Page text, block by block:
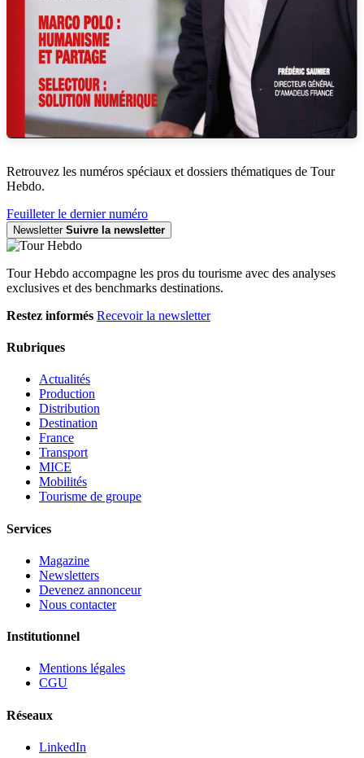
Retrouvez les numéros spéciaux et dossiers thématiques de Tour
Hebdo.
Feuilleter le dernier numéro
Newsletter Suivre la newsletter
Tour Hebdo accompagne les pros du tourisme avec des analyses
exclusives et des benchmarks destinations.
Restez informés Recevoir la newsletter
Rubriques
Actualités
Production
Distribution
Destination
France
Transport
MICE
Mobilités
Tourisme de groupe
Services
Magazine
Newsletters
Devenez annonceur
Nous contacter
Institutionnel
Mentions légales
CGU
Réseaux
LinkedIn